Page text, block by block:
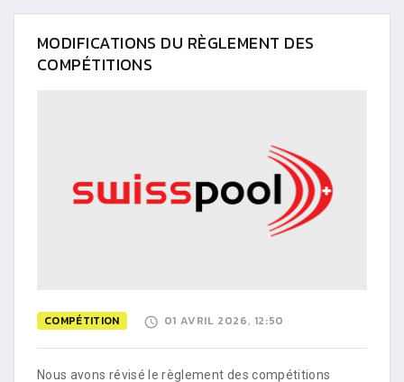
MODIFICATIONS DU RÈGLEMENT DES
COMPÉTITIONS
COMPÉTITION 01 AVRIL 2026, 12:50
Nous avons révisé le règlement des compétitions